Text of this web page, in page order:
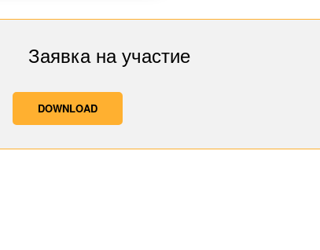
Заявка на участие
DOWNLOAD